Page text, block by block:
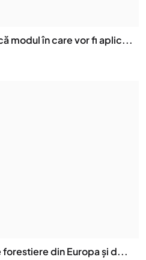
modul în care vor fi aplic...
din Europa și d...